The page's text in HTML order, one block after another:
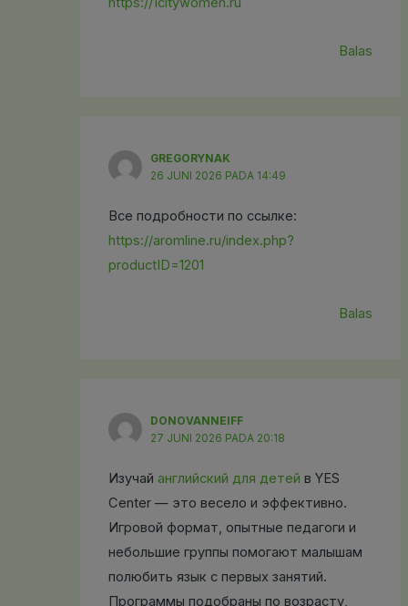
Balas
GREGORYNAK
26 JUNI 2026 PADA 14:49
Все подробности по ссылке:
https://aromline.ru/index.php?
productID=1201
Balas
DONOVANNEIFF
27 JUNI 2026 PADA 20:18
Изучай английский для детей в YES
Center — это весело и эффективно.
Игровой формат, опытные педагоги и
небольшие группы помогают малышам
полюбить язык с первых занятий.
Программы подобраны по возрасту,